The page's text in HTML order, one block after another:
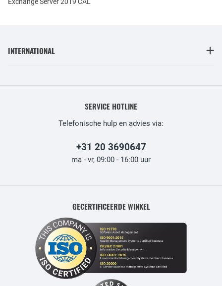
Exchange Server 2019 CAL
INTERNATIONAL
SERVICE HOTLINE
Telefonische hulp en advies via:
+31 20 3690647
ma - vr, 09:00 - 16:00 uur
GECERTIFICEERDE WINKEL